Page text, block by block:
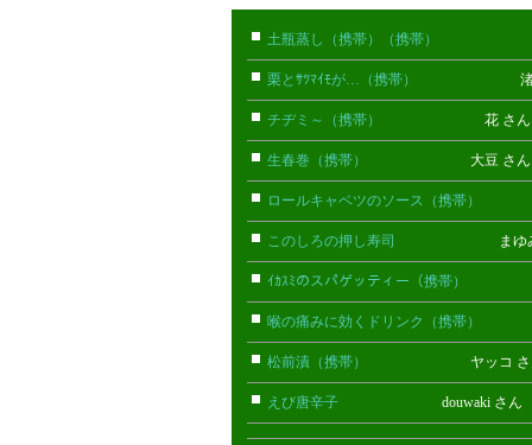
土瓶蒸し（携帯）（携帯）
栗とｻﾂﾏｲﾓが…（携帯） 渚 さ
チヂミ～（携帯） 花 さ
生春巻（携帯） 大豆 さ
ロールキャベツのソース（携帯）
このしろの押し寿司 まゆみみ
ｲｶｽﾐのスパゲッティー（携帯）
喉の痛みに効くドリンク（携帯）
松前漬（携帯） ヤッコ さ
えび唐辛子 douwaki さん